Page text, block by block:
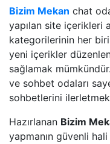
Bizim Mekan chat
yapılan site içerikleri
kategorilerinin her
yeni içerikler
sağlamak
ve sohbet odaları
sohbetlerini
Hazırlanan Bizim
yapmanın güvenli